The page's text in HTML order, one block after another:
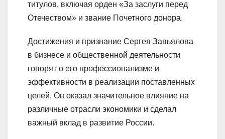
титулов, включая орден «За заслуги перед
Отечеством» и звание Почетного донора.
Достижения и признание Сергея Завьялова
в бизнесе и общественной деятельности
говорят о его профессионализме и
эффективности в реализации поставленных
целей. Он оказал значительное влияние на
различные отрасли экономики и сделал
важный вклад в развитие России.